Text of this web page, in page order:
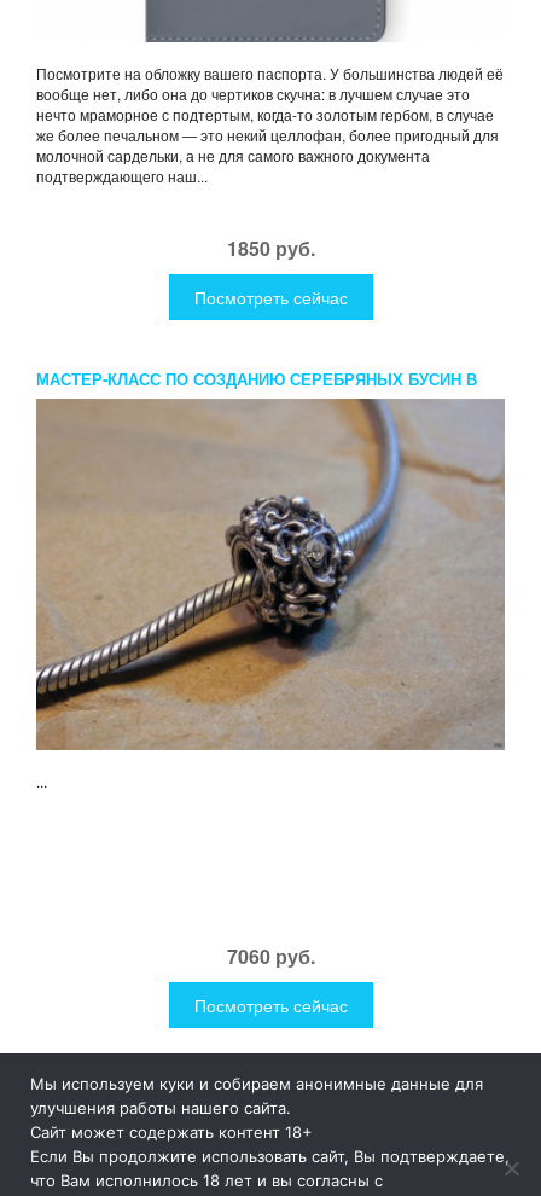
Посмотрите на обложку вашего паспорта. У большинства людей её
вообще нет, либо она до чертиков скучна: в лучшем случае это
нечто мраморное с подтертым, когда-то золотым гербом, в случае
же более печальном — это некий целлофан, более пригодный для
молочной сардельки, а не для самого важного документа
подтверждающего наш...
1850 руб.
Посмотреть сейчас
МАСТЕР-КЛАСС ПО СОЗДАНИЮ СЕРЕБРЯНЫХ БУСИН В
СТИЛЕ PANDORA
...
7060 руб.
Посмотреть сейчас
1Like
© 20191Like– это необычные и прикольные подарки для
дома и улицы, интересная посуда, уникальные и необычные
Мы используем куки и собираем анонимные данные для
улучшения работы нашего сайта.
Сайт может содержать контент 18+
Если Вы продолжите использовать сайт, Вы подтверждаете,
что Вам исполнилось 18 лет и вы согласны с